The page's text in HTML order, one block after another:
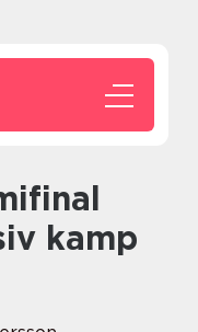
kamp